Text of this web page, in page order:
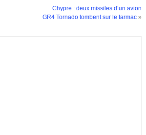
Chypre : deux missiles d’un avion
GR4 Tornado tombent sur le tarmac »